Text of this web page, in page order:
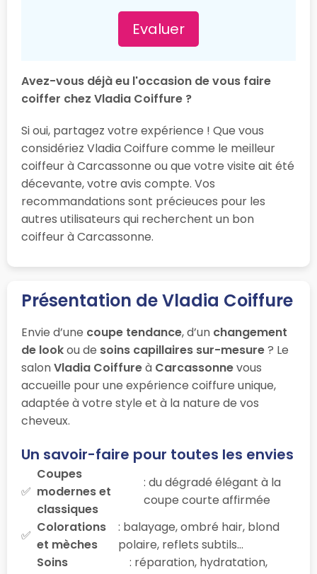
Evaluer
Avez-vous déjà eu l'occasion de vous faire
coiffer chez Vladia Coiffure ?
Si oui, partagez votre expérience ! Que vous
considériez Vladia Coiffure comme le meilleur
coiffeur à Carcassonne ou que votre visite ait été
décevante, votre avis compte. Vos
recommandations sont précieuces pour les
autres utilisateurs qui recherchent un bon
coiffeur à Carcassonne.
Présentation de Vladia Coiffure
Envie d’une coupe tendance, d’un changement
de lookou de soins capillaires sur-mesure? Le
salonVladia Coiffureà Carcassonnevous
accueille pour une expérience coiffure unique,
adaptée à votre style et à la nature de vos
cheveux.
Un savoir-faire pour toutes les envies
Coupes
modernes et
classiques
: du dégradé élégant à la
coupe courte affirmée
Colorations
et mèches
: balayage, ombré hair, blond
polaire, reflets subtils…
Soins
: réparation, hydratation,